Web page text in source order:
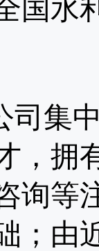
国
司集
，拥
询等
；由